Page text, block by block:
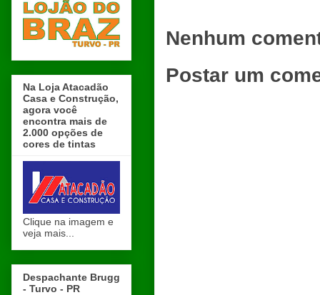
Nenhum
Postar um
Na Loja Atacadão
Casa e Construção,
agora você
encontra mais de
2.000 opções de
cores de tintas
Clique na imagem e
veja mais...
Despachante Brugg
- Turvo - PR